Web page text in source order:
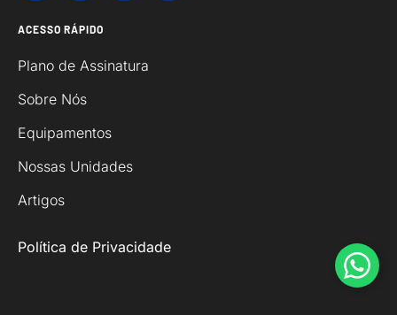
ACESSO RÁPIDO
Plano de Assinatura
Sobre Nós
Equipamentos
Nossas Unidades
Artigos
Política de Privacidade